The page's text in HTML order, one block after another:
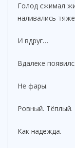
Голод сжимал
наливались
И вдруг…
Вдалеке
Не фары.
Ровный. Тёплый.
Как надежда.